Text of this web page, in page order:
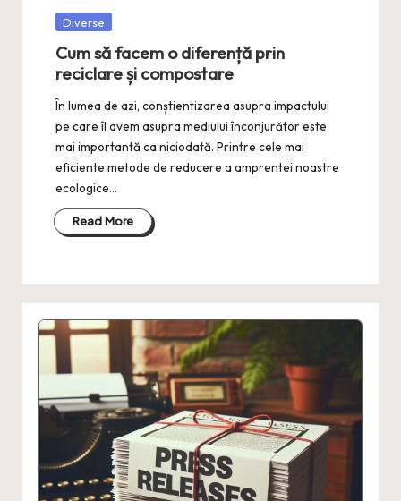
Posted
Diverse
Cum să facem o diferență prin
reciclare și compostare
În lumea de azi, conștientizarea asupra impactului
pe care îl avem asupra mediului înconjurător este
mai importantă ca niciodată. Printre cele mai
eficiente metode de reducere a amprentei noastre
ecologice…
Read More